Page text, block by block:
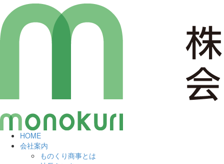
HOME
会社案内
ものくり商事とは